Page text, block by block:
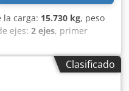
la carga: 15.730 kg, peso
ejes: 2 ejes, primer
(TÜV):
vehículo interno:
en nuestrasClasificado